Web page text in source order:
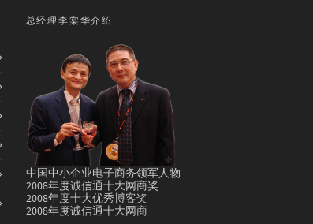
总经理李棠华介绍
中国中小企业电子商务领军人物
2008年度诚信通十大网商奖
2008年度十大优秀博客奖
2008年度诚信通十大网商